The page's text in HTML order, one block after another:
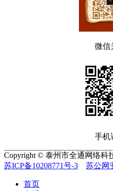
微信
手机
Copyright © 泰州市全通网络科
苏ICP备10208771号-3
苏公网
首页